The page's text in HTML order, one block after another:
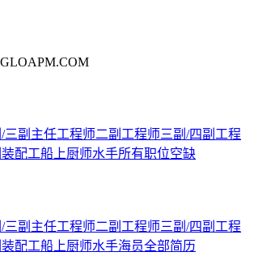
GLOAPM.COM
三副 主任工程师二副工程师三副/四副工程
装配工船上厨师水手所有职位空缺
三副 主任工程师二副工程师三副/四副工程
装配工船上厨师水手海员全部简历